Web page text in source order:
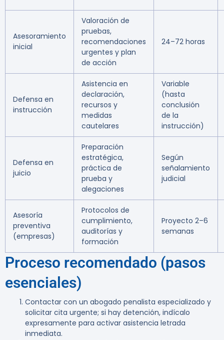
Asesoramiento
inicial
Valoración de
pruebas,
recomendaciones
urgentes y plan
de acción
24–72 horas
Defensa en
instrucción
Asistencia en
declaración,
recursos y
medidas
cautelares
Variable
(hasta
conclusión
de la
instrucción)
Defensa en
juicio
Preparación
estratégica,
práctica de
prueba y
alegaciones
Según
señalamiento
judicial
Asesoría
preventiva
(empresas)
Protocolos de
cumplimiento,
auditorías y
formación
Proyecto 2–6
semanas
Proceso recomendado (pasos
esenciales)
Contactar con un abogado penalista especializado y
solicitar cita urgente; si hay detención, indícalo
expresamente para activar asistencia letrada
inmediata.